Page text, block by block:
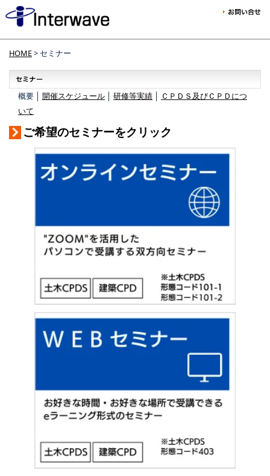
HOME> セミナー
概要 │ 開催スケジュール 研修等実績
ＣＰＤＳ及びＣＰＤにつ
いて
ご希望のセミナーをクリック